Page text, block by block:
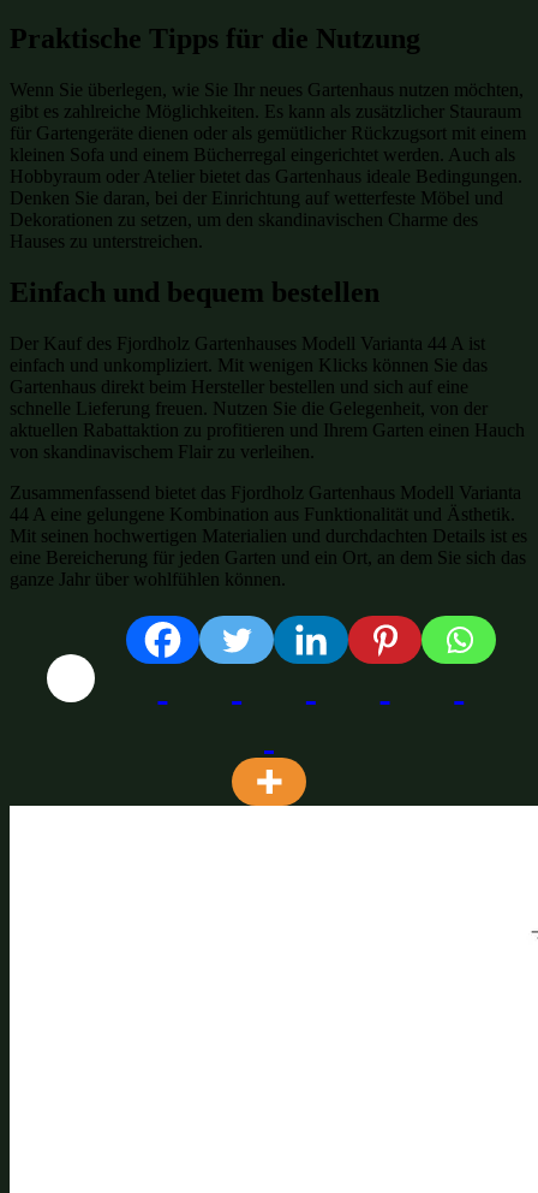
Praktische Tipps für die Nutzung
Wenn Sie überlegen, wie Sie Ihr neues Gartenhaus nutzen möchten,
gibt es zahlreiche Möglichkeiten. Es kann als zusätzlicher Stauraum
für Gartengeräte dienen oder als gemütlicher Rückzugsort mit einem
kleinen Sofa und einem Bücherregal eingerichtet werden. Auch als
Hobbyraum oder Atelier bietet das Gartenhaus ideale Bedingungen.
Denken Sie daran, bei der Einrichtung auf wetterfeste Möbel und
Dekorationen zu setzen, um den skandinavischen Charme des
Hauses zu unterstreichen.
Einfach und bequem bestellen
Der Kauf des Fjordholz Gartenhauses Modell Varianta 44 A ist
einfach und unkompliziert. Mit wenigen Klicks können Sie das
Gartenhaus direkt beim Hersteller bestellen und sich auf eine
schnelle Lieferung freuen. Nutzen Sie die Gelegenheit, von der
aktuellen Rabattaktion zu profitieren und Ihrem Garten einen Hauch
von skandinavischem Flair zu verleihen.
Zusammenfassend bietet das Fjordholz Gartenhaus Modell Varianta
44 A eine gelungene Kombination aus Funktionalität und Ästhetik.
Mit seinen hochwertigen Materialien und durchdachten Details ist es
eine Bereicherung für jeden Garten und ein Ort, an dem Sie sich das
ganze Jahr über wohlfühlen können.